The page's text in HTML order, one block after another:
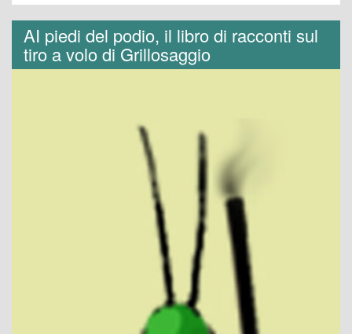
AI piedi del podio, il libro di racconti sul
tiro a volo di Grillosaggio